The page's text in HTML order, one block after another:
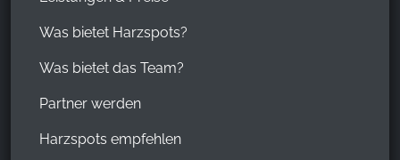
Was bietet Harzspots?
Was bietet das Team?
Partner werden
Harzspots empfehlen